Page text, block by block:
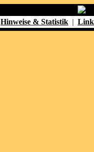
Hinweise & Statistik |